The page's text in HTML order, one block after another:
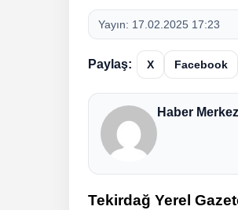
Yayın: 17.02.2025 17:23
Paylaş: X Facebook
Haber
Tekirdağ Yerel